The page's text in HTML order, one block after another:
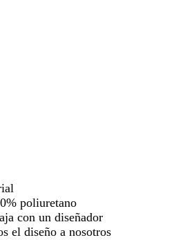
poliuretano
con un diseñador
el diseño a nosotros